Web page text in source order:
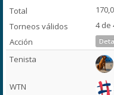
4 de